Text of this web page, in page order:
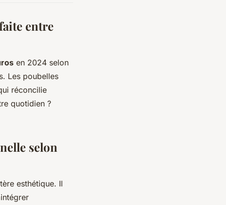
entre
en 2024 selon
Les poubelles
réconcilie
quotidien ?
selon
esthétique. Il